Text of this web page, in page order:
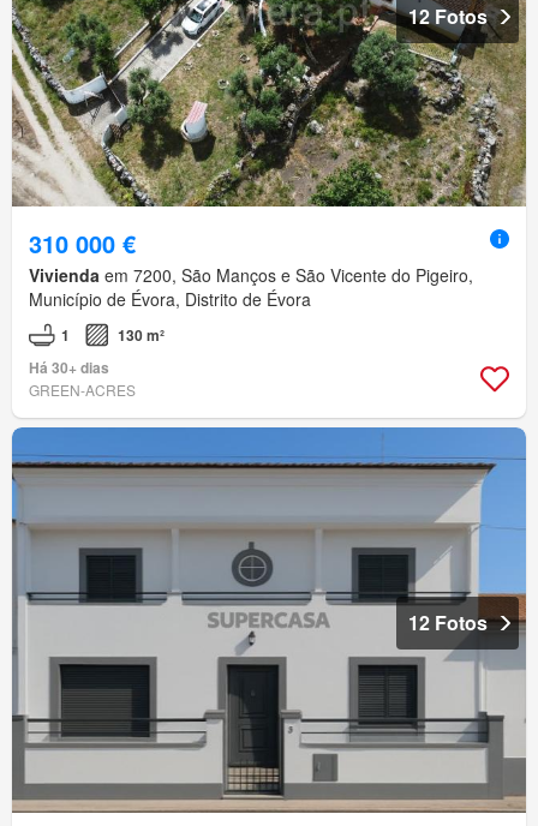
12 Fotos
310 000 €
Vivienda em 7200, São Manços e São Vicente do Pigeiro,
Município de Évora, Distrito de Évora
1
130 m²
Há 30+ dias
GREEN-ACRES
12 Fotos